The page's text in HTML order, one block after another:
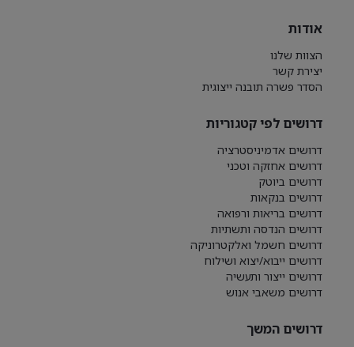
אודות
הצוות שלנו
יצירת קשר
הסדר פשרה תובנה ייצוגית
דרושים לפי קטגוריות
דרושים אדמיניסטרציה
דרושים אחזקה וטכני
דרושים ביוטק
דרושים בנקאות
דרושים בריאות ורפואה
דרושים הנדסה ותשתיות
דרושים חשמל ואלקטרוניקה
דרושים ייבוא/יצוא ושילוח
דרושים ייצור ותעשיה
דרושים משאבי אנוש
דרושים המשך